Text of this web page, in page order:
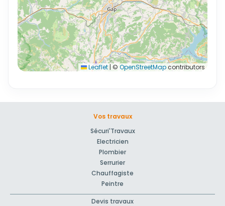
Leaflet | © OpenStreetMapcontributors
Vos travaux
Sécuri'Travaux
Electricien
Plombier
Serrurier
Chauffagiste
Peintre
Devis travaux